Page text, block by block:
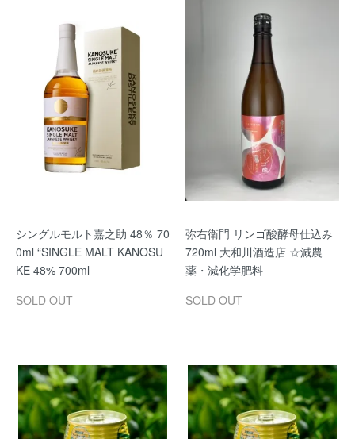
シングルモルト嘉之助 48％ 70
0ml “SINGLE MALT KANOSU
KE 48% 700ml
SOLD OUT
弥右衛門 リンゴ酸酵母仕込み
720ml 大和川酒造店 ☆減農
薬・減化学肥料
SOLD OUT